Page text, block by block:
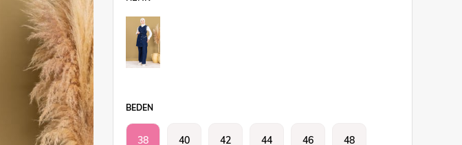
BEDEN
38 40 42 44 46 48